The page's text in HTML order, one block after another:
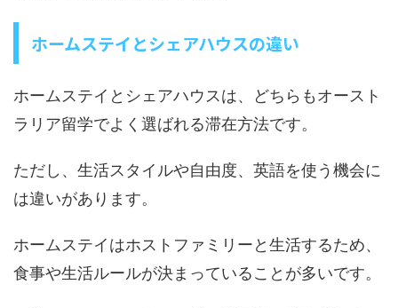
ホームステイとシェアハウスの違い
ホームステイとシェアハウスは、どちらもオースト
ラリア留学でよく選ばれる滞在方法です。
ただし、生活スタイルや自由度、英語を使う機会に
は違いがあります。
ホームステイはホストファミリーと生活するため、
食事や生活ルールが決まっていることが多いです。